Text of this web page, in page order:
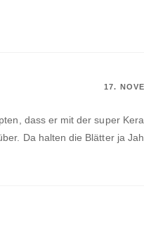
17.
dass er mit der super
Da halten die Blätter ja